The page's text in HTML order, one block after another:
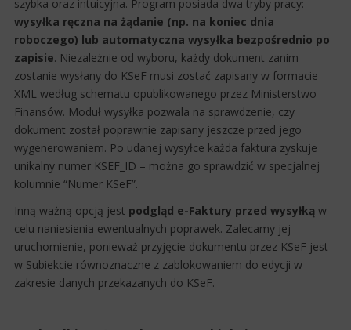
szybka oraz intuicyjna. Program posiada dwa tryby pracy:
wysyłka ręczna na żądanie (np. na koniec dnia
roboczego) lub automatyczna wysyłka bezpośrednio po
zapisie. Niezależnie od wyboru, każdy dokument zanim
zostanie wysłany do KSeF musi zostać zapisany w formacie
XML według schematu opublikowanego przez Ministerstwo
Finansów. Moduł wysyłka pozwala na sprawdzenie, czy
dokument został poprawnie zapisany jeszcze przed jego
wygenerowaniem. Po udanej wysyłce każda faktura zyskuje
unikalny numer KSEF_ID – można go sprawdzić w specjalnej
kolumnie “Numer KSeF”.
Inną ważną opcją jest podgląd e-Faktury przed wysyłką w
celu naniesienia ewentualnych poprawek. Zalecamy jej
uruchomienie, ponieważ przyjęcie dokumentu przez KSeF jest
w Subiekcie równoznaczne z zablokowaniem do edycji w
zakresie danych przekazanych do KSeF.